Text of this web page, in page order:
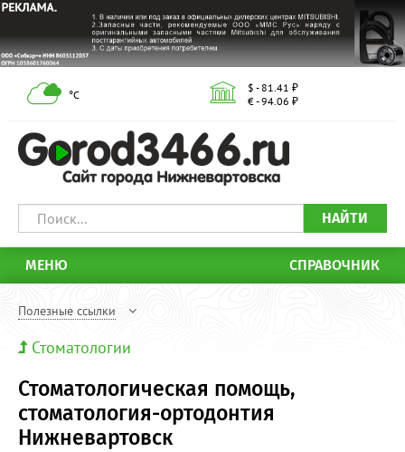
°С
$ - 81.41 ₽
€ - 94.06 ₽
НАЙТИ
МЕНЮ СПРАВОЧНИК
Полезные ссылки
Стоматологии
Стоматологическая помощь,
стоматология-ортодонтия
Нижневартовск